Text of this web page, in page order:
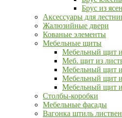
Брус из
Аксессуары для
Жалюзийные двери
Кованые элементы
Мебельные щиты
Мебельный щит
Меб. щит из
Мебельный щит
Мебельный щит
Мебельный щит
Столбы-коробки
Мебельные фасады
Вагонка штиль